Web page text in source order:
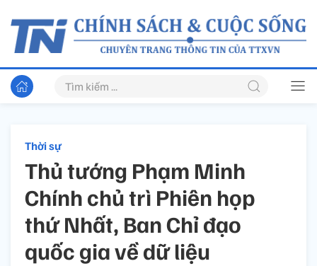
Thời sự
Thủ tướng Phạm Minh
Chính chủ trì Phiên họp
thứ Nhất, Ban Chỉ đạo
quốc gia về dữ liệu